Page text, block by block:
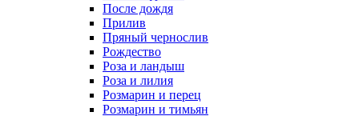
После дождя
Прилив
Пряный чернослив
Рождество
Роза и ландыш
Роза и лилия
Розмарин и перец
Розмарин и тимьян